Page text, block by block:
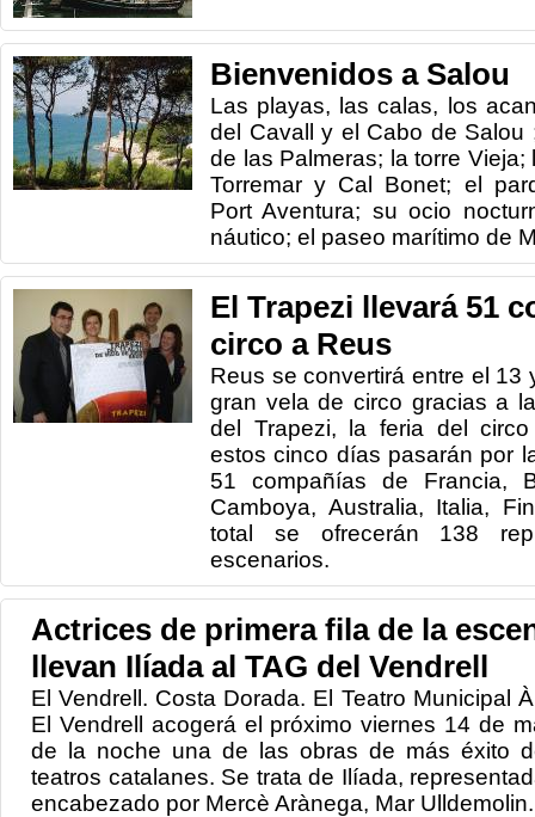
Bienvenidos a Salou
Las playas, las calas, los
del Cavall y el Cabo de
de las Palmeras; la torre
Torremar y Cal Bonet; el
Port Aventura; su ocio
náutico; el paseo marítimo de
El Trapezi llevará 51
circo a Reus
Reus se convertirá entre el 13
gran vela de circo gracias a
del Trapezi, la feria del
estos cinco días pasarán por
51 compañías de Francia,
Camboya, Australia, Italia,
total se ofrecerán 138
escenarios.
Actrices de primera fila de la
llevan Ilíada al TAG del Vendrell
El Vendrell. Costa Dorada. El Teatro Municipal
El Vendrell acogerá el próximo viernes 14 de
de la noche una de las obras de más éxito
teatros catalanes. Se trata de Ilíada,
encabezado por Mercè Arànega, Mar